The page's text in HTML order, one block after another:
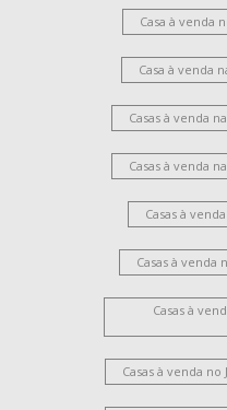
Casa à venda
Casa à venda
Casas à venda
Casas à venda
Casas à
Casas à venda
Casas à
Casas à venda